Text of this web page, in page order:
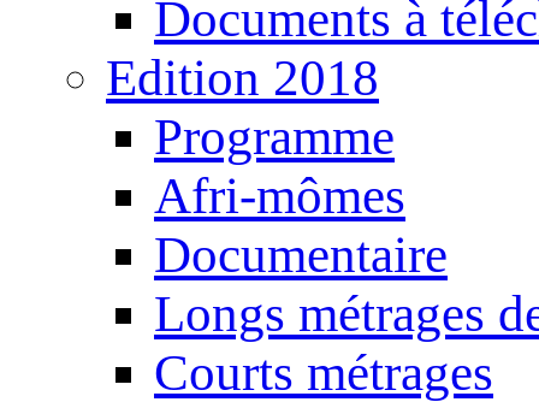
Documents à
Edition 2018
Programme
Afri-mômes
Documentaire
Longs métrages
Courts métrages